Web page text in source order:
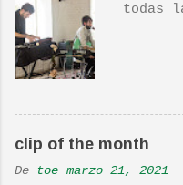
por TOE
os la
de
todas
clip of the month
De toe marzo 21, 2021